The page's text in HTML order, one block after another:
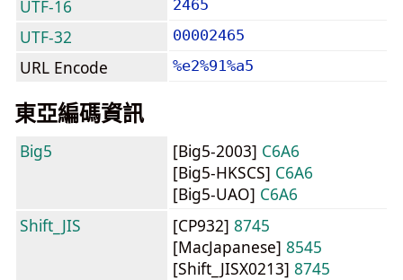
UTF-16 2465
UTF-32 00002465
URL Encode %e2%91%a5
東亞編碼資訊
Big5 [Big5-2003] C6A6
[Big5-HKSCS] C6A6
[Big5-UAO] C6A6
Shift_JIS
[CP932] 8745
[MacJapanese] 8545
[Shift_JISX0213] 8745